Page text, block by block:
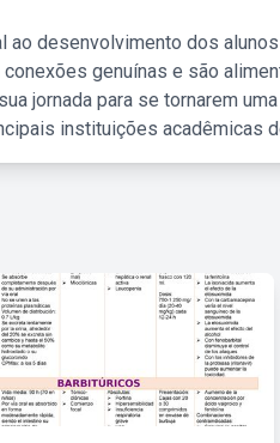
ao desenvolvimento dos
genuínas e são
jornada para se tornarem
instituições acadêmicas